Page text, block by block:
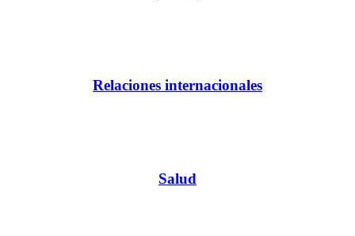
Relaciones internacionales
Salud